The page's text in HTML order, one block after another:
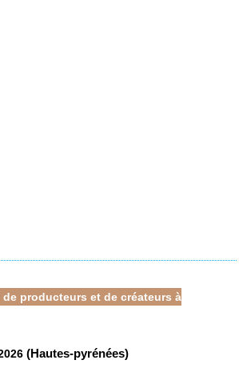
de producteurs et de créateurs à
(Hautes-pyrénées)